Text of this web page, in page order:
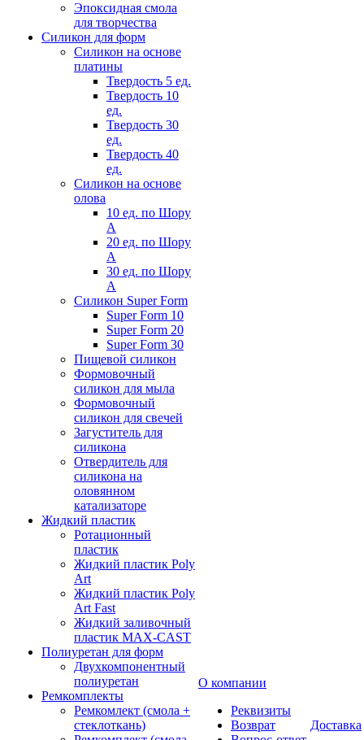
Эпоксидная смола
для творчества
Силикон для форм
Силикон на основе
платины
Твердость 5 ед.
Твердость 10
ед.
Твердость 30
ед.
Твердость 40
ед.
Силикон на основе
олова
10 ед. по Шору
А
20 ед. по Шору
А
30 ед. по Шору
А
Силикон Super Form
Super Form 10
Super Form 20
Super Form 30
Пищевой силикон
Формовочный
силикон для мыла
Формовочный
силикон для свечей
Загуститель для
силикона
Отвердитель для
силикона на
оловянном
катализаторе
Жидкий пластик
Ротационный
пластик
Жидкий пластик Poly
Art
Жидкий пластик Poly
Art Fast
Жидкий заливочный
пластик MAX-CAST
Полиуретан для форм
Двухкомпонентный
полиуретан
Ремкомплекты
Ремкомлект (смола +
стеклоткань)
О компании
Реквизиты
Возврат
Доставка